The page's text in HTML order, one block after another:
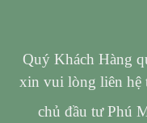
Quý Khách Hàng
xin vui lòng liên hệ
chủ đầu tư Phú